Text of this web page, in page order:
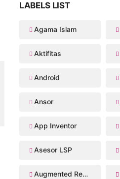
LABELS LIST
Agama Islam
Aktifitas
Android
Ansor
App Inventor
Asesor LSP
Augmented Reality